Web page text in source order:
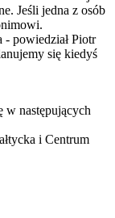
Jeśli jedna z osób
- powiedział Piotr
się kiedyś
w następujących
i Centrum